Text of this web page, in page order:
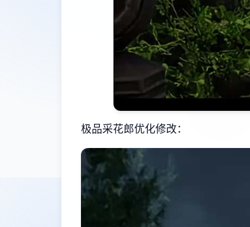
极品采花郎优化修改：